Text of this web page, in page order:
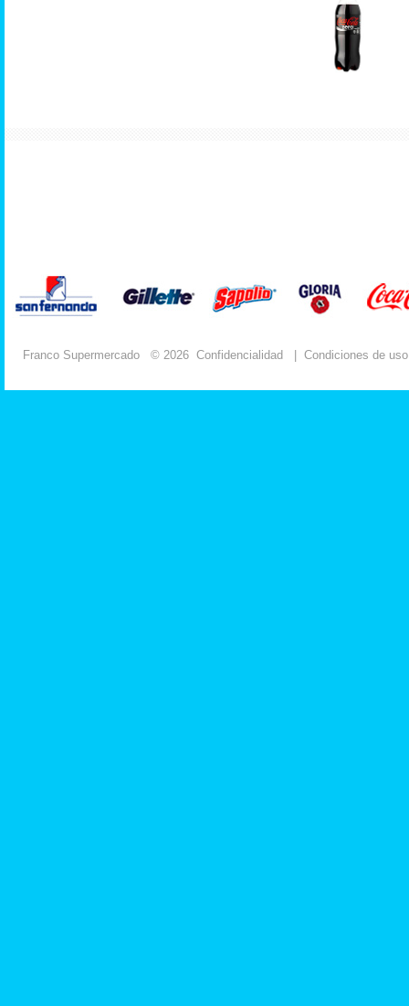
Franco Supermercado © 2026 Confidencialidad Condiciones de uso